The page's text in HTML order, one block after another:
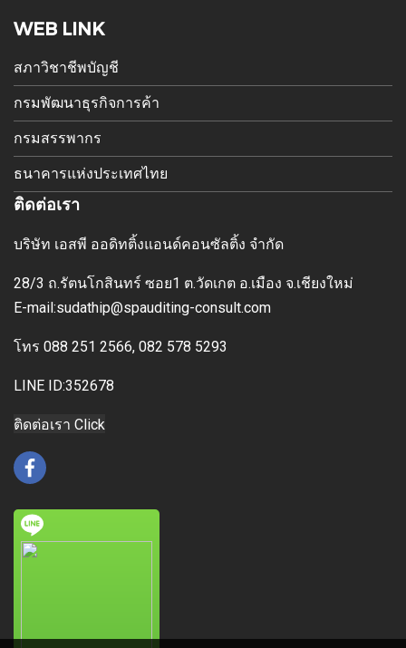
WEB LINK
สภาวิชาชีพบัญชี
กรมพัฒนาธุรกิจการค้า
กรมสรรพากร
ธนาคารแห่งประเทศไทย
ติดต่อเรา
บริษัท เอสพี ออดิทติ้งแอนด์คอนซัลติ้ง จำกัด
28/3 ถ.รัตนโกสินทร์ ซอย1 ต.วัดเกต อ.เมือง จ.เชียงใหม่
E-mail:sudathip@spauditing-consult.com
โทร 088 251 2566, 082 578 5293
LINE ID:352678
ติดต่อเรา Click